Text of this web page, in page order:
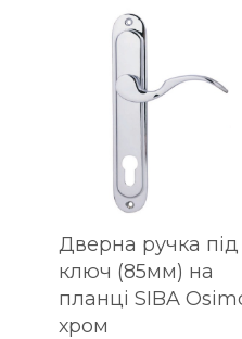
Дверна ручка під
ключ (85мм) на
планці SIBA
хром